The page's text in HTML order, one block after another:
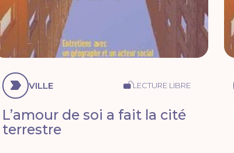
VILLE LECTURE LIBRE
L’amour de soi a fait la cité
terrestre